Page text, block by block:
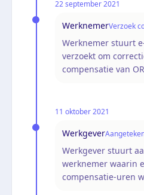
22 september 2021
WerknemerVerzoek
Werknemer stuurt
verzoekt om
compensatie van
11 oktober 2021
Werkgever
Werkgever stuurt
werknemer waarin
compensatie-uren